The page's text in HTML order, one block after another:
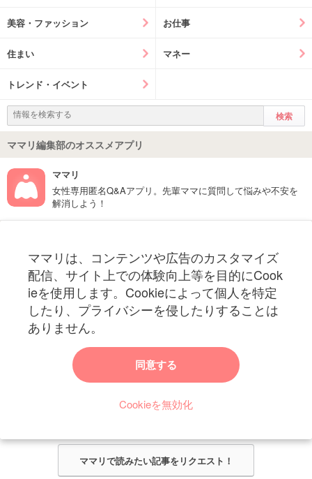
美容・ファッション お仕事
住まい マネー
トレンド・イベント
ママリ編集部のオススメアプリ
ママリ
女性専用匿名Q&Aアプリ。先輩ママに質問して悩みや不安を
解消しよう！
ママリは、コンテンツや広告のカスタマイズ
配信、サイト上での体験向上等を目的にCook
ieを使用します。Cookieによって個人を特定
したり、プライバシーを侵したりすることは
ありません。
同意する
Cookieを無効化
妊娠〜子育て中のお役立ち情報を配信中
ママリからのお知らせ
ママリ編集部がみなさんのご意見をもとに記事を作成させていただきま
ママリで読みたい記事をリクエスト！